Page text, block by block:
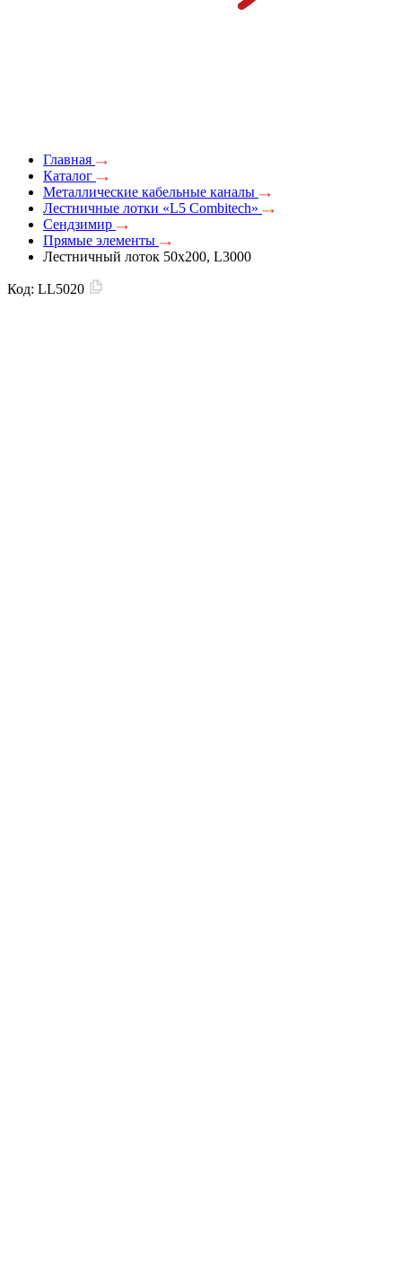
Главная
Каталог
Металлические кабельные каналы
Лестничные лотки «L5 Combitech»
Сендзимир
Прямые элементы
Лестничный лоток 50х200, L3000
Код: LL5020